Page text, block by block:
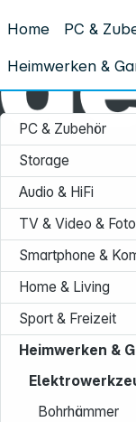
Home PC &
Heimwerken &
Heimwerken &
Heißluft-
PC & Zubehör
Storage
Audio & HiFi
TV & Video & Foto
Smartphone &
Home & Living
Sport & Freizeit
Heimwerken &
Bohrhämmer
Service-Hotline:
+49 931
Mo. - Fr.: 08:00 -